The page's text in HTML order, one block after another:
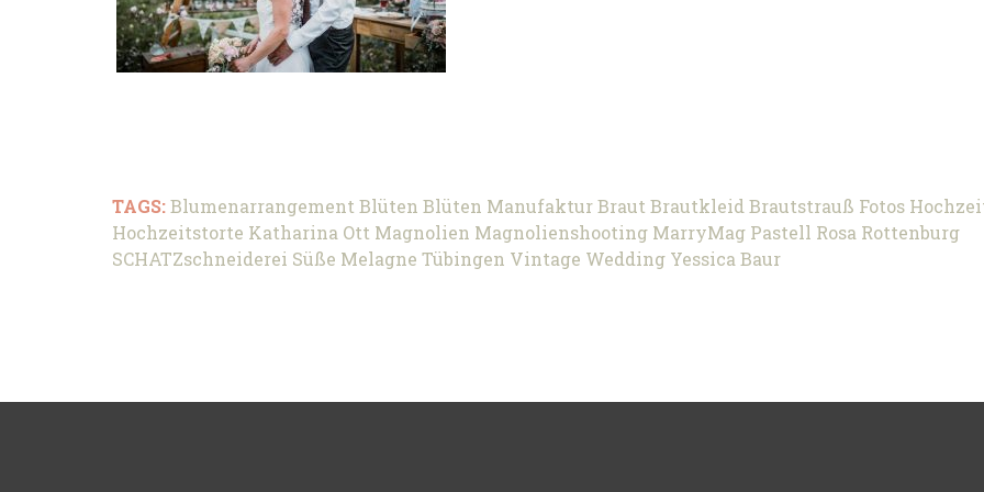
TAGS:Blumenarrangement Blüten Blüten ManufakturBraut Brautkleid Brautstrauß Fotos
Hochzeitstorte Katharina Ott Magnolien Magnolienshooting MarryMag Pastell Rosa Rottenburg
SCHATZschneiderei Süße Melagne Tübingen Vintage Wedding Yessica Baur